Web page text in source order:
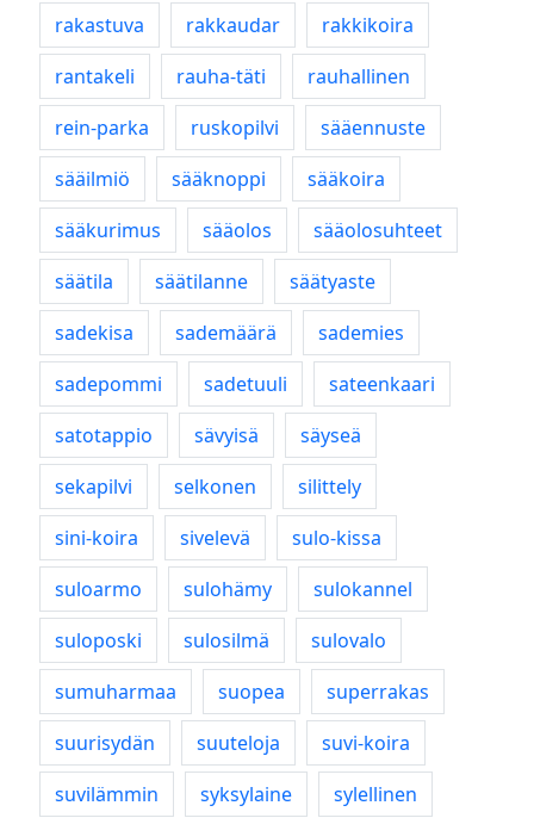
rakastuva
rakkaudar
rakkikoira
rantakeli
rauha-täti
rauhallinen
rein-parka
ruskopilvi
sääennuste
sääilmiö
sääknoppi
sääkoira
sääkurimus
sääolos
sääolosuhteet
säätila
säätilanne
säätyaste
sadekisa
sademäärä
sademies
sadepommi
sadetuuli
sateenkaari
satotappio
sävyisä
säyseä
sekapilvi
selkonen
silittely
sini-koira
sivelevä
sulo-kissa
suloarmo
sulohämy
sulokannel
suloposki
sulosilmä
sulovalo
sumuharmaa
suopea
superrakas
suurisydän
suuteloja
suvi-koira
suvilämmin
syksylaine
sylellinen